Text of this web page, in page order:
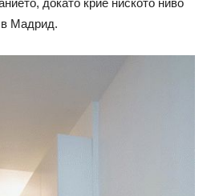
докато крие ниското ниво
в Мадрид.